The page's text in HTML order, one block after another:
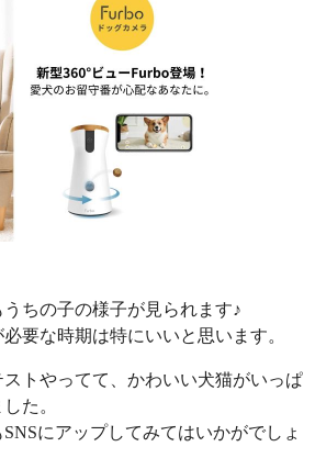
ちの子の様子が見られます♪
要な時期は特にいいと思います。
トやってて、かわいい犬猫がいっぱ
た。
にアップしてみてはいかがでしょ